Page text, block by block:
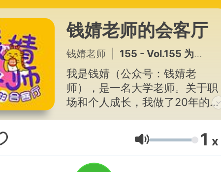
钱婧老师的会客厅
钱婧老师 155 - Vol.155 为什么我们越想自律，就越容易陷入拖延的怪圈？5个案例帮你看清真正的内在阻力｜职场本硕博Q&A
我是钱婧（公众号：钱婧老
师），是一名大学老师。关于职
场和个人成长，我做了20年的研
年朋友们的连线音频呈现给大
家，这些对话算不上是咨询或者
音量 1 x